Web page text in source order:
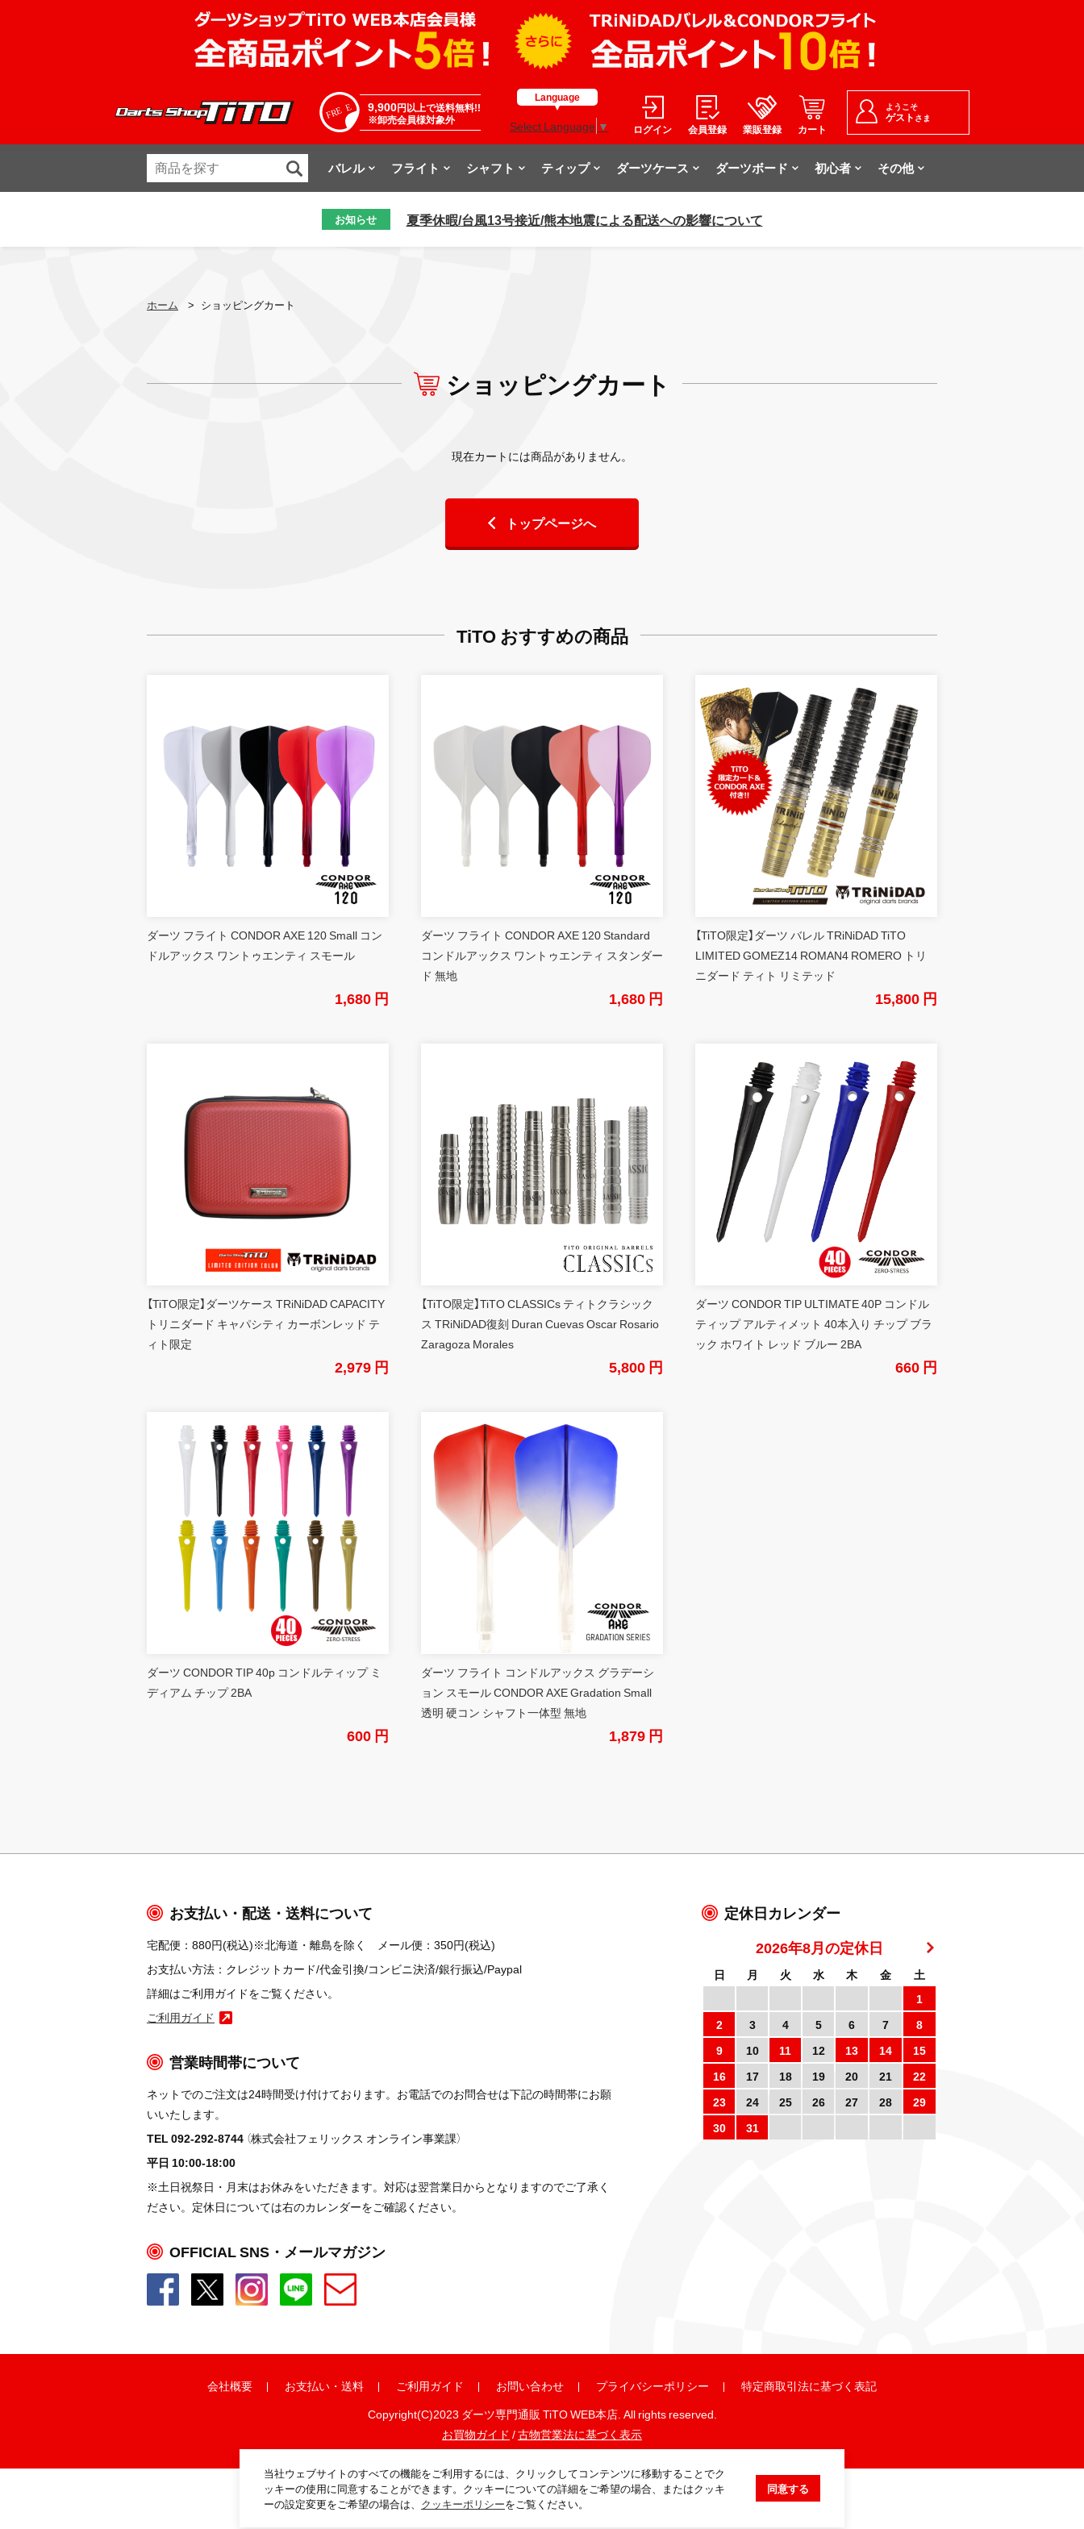
9,900円以上で送料無料!!
※卸売会員様対象外
Language
Select Language ▼ ログイン 会員登録 業販登録 カート
ようこそ
ゲスト さま
バレル フライト シャフト ティップ ダーツケース ダーツボード 初心者 その他
お知らせ 夏季休暇/台風13号接近/熊本地震による配送への影響について
ホーム > ショッピングカート
ショッピングカート
現在カートには商品がありません。
トップページへ
TiTO おすすめの商品
ダーツ フライト CONDOR AXE 120 Small コン
ドルアックス ワントゥエンティ スモール
1,680 円
ダーツ フライト CONDOR AXE 120 Standard
コンドルアックス ワントゥエンティ スタンダー
ド 無地
1,680 円
【TiTO限定】ダーツ バレル TRiNiDAD TiTO
LIMITED GOMEZ14 ROMAN4 ROMERO トリ
ニダード ティト リミテッド
15,800 円
【TiTO限定】ダーツケース TRiNiDAD CAPACITY
トリニダード キャパシティ カーボンレッド テ
ィト限定
2,979 円
【TiTO限定】TiTO CLASSICs ティトクラシック
ス TRiNiDAD復刻 Duran Cuevas Oscar Rosario
Zaragoza Morales
5,800 円
ダーツ CONDOR TIP ULTIMATE 40P コンドル
ティップ アルティメット 40本入り チップ ブラ
ック ホワイト レッド ブルー 2BA
660 円
ダーツ CONDOR TIP 40p コンドルティップ ミ
ディアム チップ 2BA
600 円
ダーツ フライト コンドルアックス グラデーシ
ョン スモール CONDOR AXE Gradation Small
透明 硬コン シャフト一体型 無地
1,879 円
当社ウェブサイトのすべての機能をご利用するには、クリックしてコンテンツに移動することでク
ッキーの使用に同意することができます。クッキーについての詳細をご希望の場合、またはクッキ
ーの設定変更をご希望の場合は、 クッキーポリシーをご覧ください。
同意する
お支払い・配送・送料について
宅配便：880円(税込)※北海道・離島を除く メール便：350円(税込)
お支払い方法：クレジットカード/代金引換/コンビニ決済/銀行振込/Paypal
詳細はご利用ガイドをご覧ください。
ご利用ガイド
営業時間帯について
ネットでのご注文は24時間受け付けております。お電話でのお問合せは下記の時間帯にお願
いいたします。
TEL 092-292-8744 （株式会社フェリックス オンライン事業課）
平日 10:00-18:00
※土日祝祭日・月末はお休みをいただきます。対応は翌営業日からとなりますのでご了承く
ださい。定休日については右のカレンダーをご確認ください。
OFFICIAL SNS・メールマガジン
定休日カレンダー
2026年8月の定休日
日 月 火 水 木 金
土
1
2
3 4 5 6 7
8
9
10 11 12 13 14
15
16
17 18 19 20 21
22
23
24 25 26 27 28
29
30
31
会社概要 お支払い ・ 送料 ご利用ガイド お問い合わせ プライバシーポリシー
特定商取引法に基づく表記
Copyright(C)2023 ダーツ専門通販 TiTO WEB本店. All rights reserved.
お買物ガイド /古物営業法に基づく表示